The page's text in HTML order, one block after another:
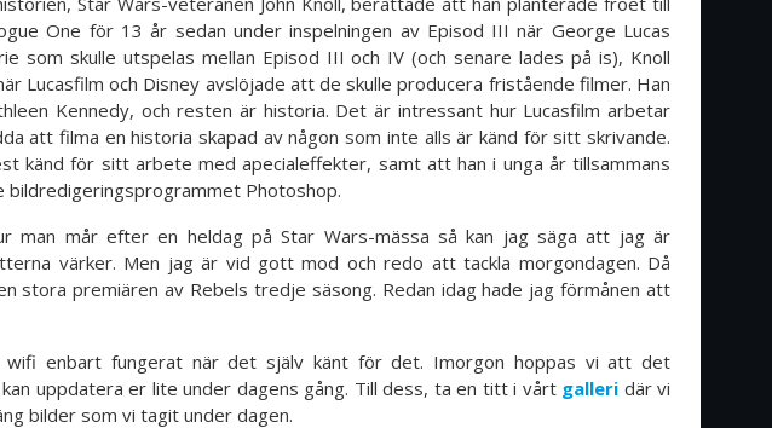
One för 13 år sedan under inspelningen av Episod III när George Lucas
som skulle utspelas mellan Episod III och IV (och senare lades på is), Knoll
Lucasfilm och Disney avslöjade att de skulle producera fristående filmer. Han
Kennedy, och resten är historia. Det är intressant hur Lucasfilm arbetar
att filma en historia skapad av någon som inte alls är känd för sitt skrivande.
känd för sitt arbete med apecialeffekter, samt att han i unga år tillsammans
bildredigeringsprogrammet Photoshop.
man mår efter en heldag på Star Wars-mässa så kan jag säga att jag är
värker. Men jag är vid gott mod och redo att tackla morgondagen. Då
stora premiären av Rebels tredje säsong. Redan idag hade jag förmånen att
wifi enbart fungerat när det själv känt för det. Imorgon hoppas vi att det
uppdatera er lite under dagens gång. Till dess, ta en titt i vårt galleri där vi
bilder som vi tagit under dagen.